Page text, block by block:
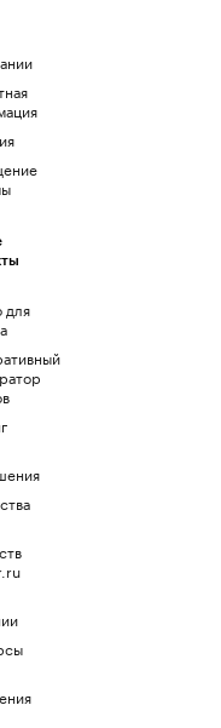
для